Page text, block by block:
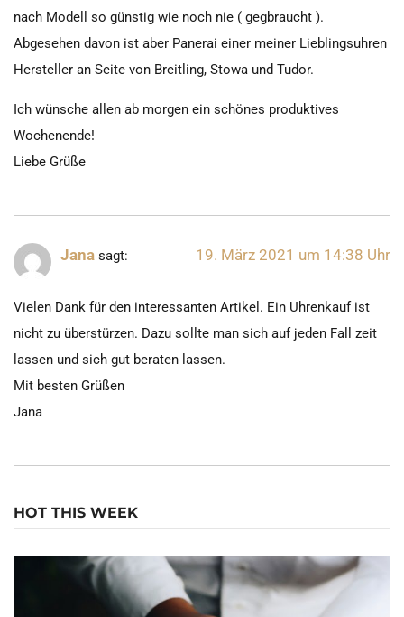
nach Modell so günstig wie noch nie ( gegbraucht ).
Abgesehen davon ist aber Panerai einer meiner Lieblingsuhren
Hersteller an Seite von Breitling, Stowa und Tudor.
Ich wünsche allen ab morgen ein schönes produktives
Wochenende!
Liebe Grüße
Jana sagt: 19. März 2021 um 14:38 Uhr
Vielen Dank für den interessanten Artikel. Ein Uhrenkauf ist
nicht zu überstürzen. Dazu sollte man sich auf jeden Fall zeit
lassen und sich gut beraten lassen.
Mit besten Grüßen
Jana
HOT THIS WEEK